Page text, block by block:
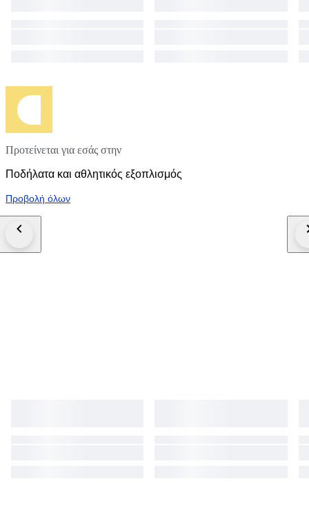
Προτείνεται για εσάς στην
Ποδήλατα και αθλητικός εξοπλισμός
Προβολή όλων